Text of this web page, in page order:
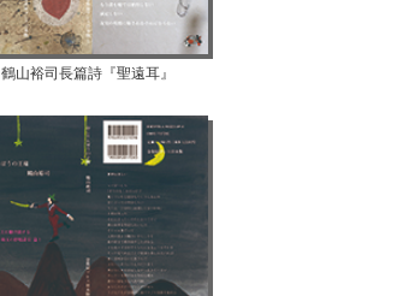
鶴山裕司長篇詩『聖遠耳』